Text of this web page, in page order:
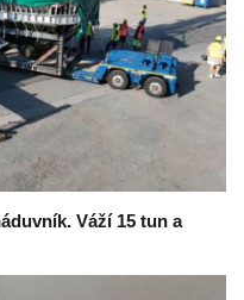
Váží 15 tun a